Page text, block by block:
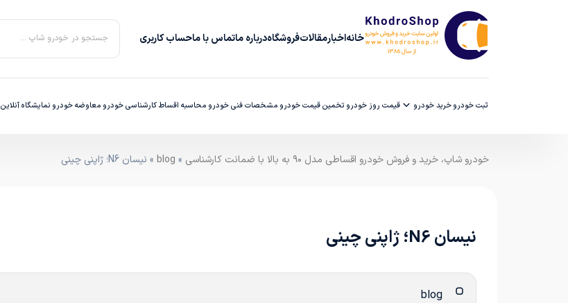
خانهاخبارمقالاتفروشگاهدرباره‌ ماتماس با ماحساب کاربری جستجو در خودرو شاپ ...
ثبت خودروخرید خودرو قیمت روز خودرو تخمین قیمت خودرو مشخصات فنی خودرو محاسبه اقساطکارشناسی خودرو معاوضه خودرو نمایشگاه آنلاین
خودرو شاپ، خرید و فروش خودرو اقساطی مدل ۹۰ به بالا با ضمانت کارشناسی »
blog » نیسان N6؛ ژاپنی چینی
نیسان N6؛ ژاپنی چینی